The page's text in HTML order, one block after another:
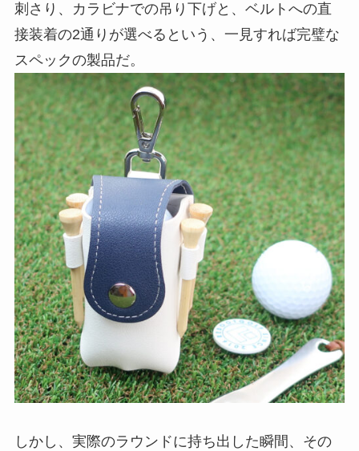
刺さり、カラビナでの吊り下げと、ベルトへの直
接装着の2通りが選べるという、一見すれば完璧な
スペックの製品だ。
しかし、実際のラウンドに持ち出した瞬間、その